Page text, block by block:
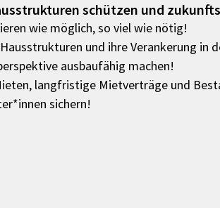
schützen und
wie möglich, so viel wie nötig!
Hausstrukturen und ihre Verankerung in
ausbaufähig machen!
langfristige Mietverträge und
sichern!